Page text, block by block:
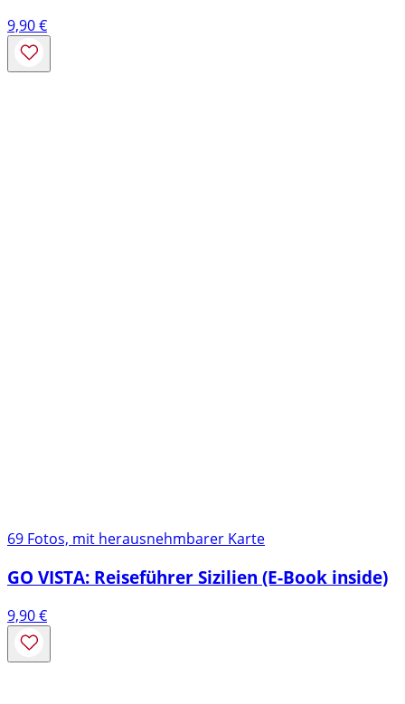
9,90€
69 Fotos, mit herausnehmbarer Karte
GO VISTA: Reiseführer Sizilien (E-Book inside)
9,90€